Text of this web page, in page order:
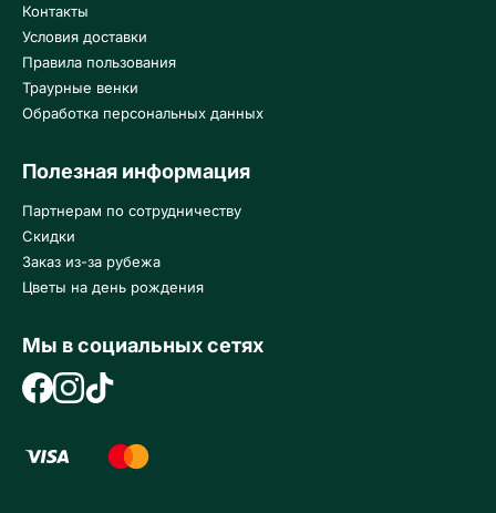
Контакты
Условия доставки
Правила пользования
Траурные венки
Обработка персональных данных
Полезная информация
Партнерам по сотрудничеству
Скидки
Заказ из-за рубежа
Цветы на день рождения
Мы в социальных сетях